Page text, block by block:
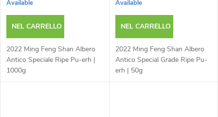
Available
NEL CARRELLO
2022 Ming Feng Shan Albero
Antico Speciale Ripe Pu-erh |
1000g
Available
NEL CARRELLO
2022 Ming Feng Shan Albero
Antico Special Grade Ripe Pu-
erh | 50g